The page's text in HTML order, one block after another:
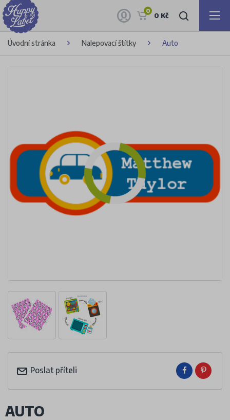
0
0 Kč
Úvodní stránka Nalepovací štítky Auto
Poslat příteli
AUTO